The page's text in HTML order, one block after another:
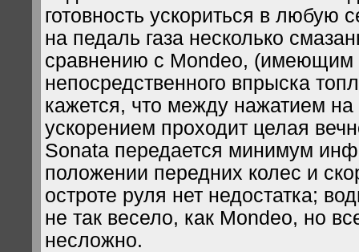
готовность ускориться в любую
на педаль газа несколько
сравнению с Mondeo, (имеющим
непосредственного впрыска
кажется, что между нажатием на
ускорением проходит целая
Sonata передается минимум
положении передних колес и
остроте руля нет недостатка;
не так весело, как Mondeo, но
несложно.